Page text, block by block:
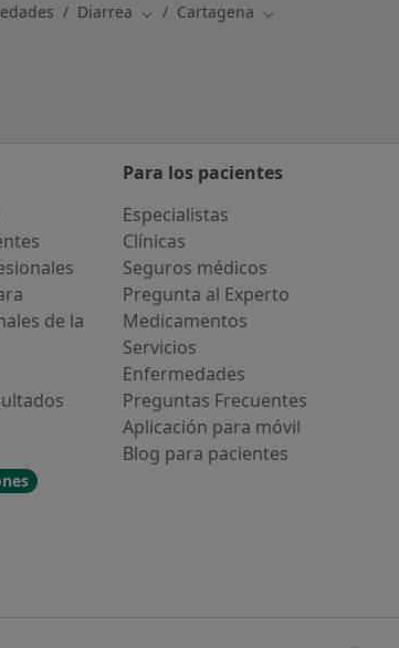
Diarrea Cambiar de ciudad
Cartagena Cambiar de ciudad
de la
Para los pacientes
Especialistas
Clínicas
Seguros médicos
Pregunta al Experto
Medicamentos
Servicios
Enfermedades
Preguntas Frecuentes
Aplicación para móvil
Blog para pacientes